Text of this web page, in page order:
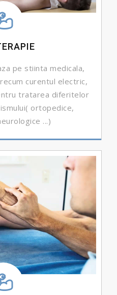
pe stiinta medicala,
curentul electric,
tratarea diferitelor
ortopedice,
...)
...